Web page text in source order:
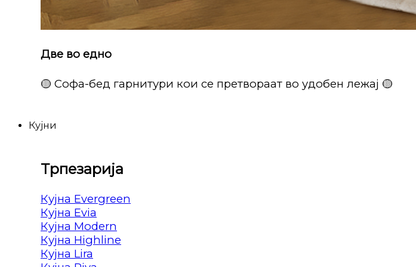
Две во едно
🟡 Софа-бед гарнитури кои се претвораат во удобен лежај 🟡
Кујни
Трпезарија
Кујна Evergreen
Кујна Evia
Кујна Modern
Кујна Highline
Кујна Lira